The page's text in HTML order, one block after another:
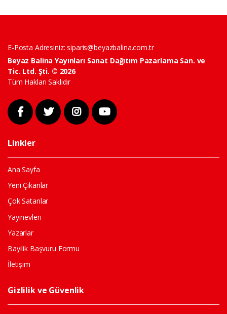
E-Posta Adresiniz:siparis@beyazbalina.com.tr
Beyaz Balina Yayınları Sanat Dağıtım Pazarlama San. ve
Tic. Ltd. Şti. © 2026
Tüm Hakları Saklıdır
Linkler
Ana Sayfa
Yeni Çıkanlar
Çok Satanlar
Yayınevleri
Yazarlar
Bayilik Başvuru Formu
İletişim
Gizlilik ve Güvenlik